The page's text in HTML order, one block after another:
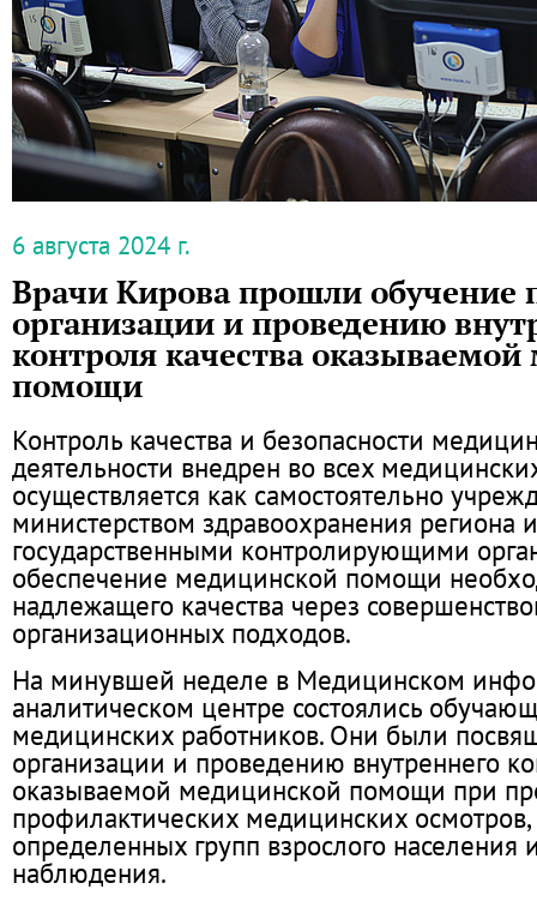
6 августа 2024 г.
Врачи Кирова прошли обучение
организации и проведению
контроля качества
помощи
Контроль качества и безопасности
деятельности внедрен во всех
осуществляется как самостоятельно
министерством здравоохранения региона
государственными контролирующими
обеспечение медицинской помощи
надлежащего качества через
организационных подходов.
На минувшей неделе в Медицинском
аналитическом центре состоялись
медицинских работников. Они были
организации и проведению внутреннего
оказываемой медицинской помощи при
профилактических медицинских
определенных групп взрослого населения
наблюдения.